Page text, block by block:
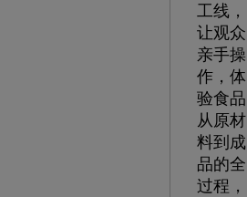
工线，
让观众
亲手操
作，体
验食品
从原材
料到成
品的全
过程，